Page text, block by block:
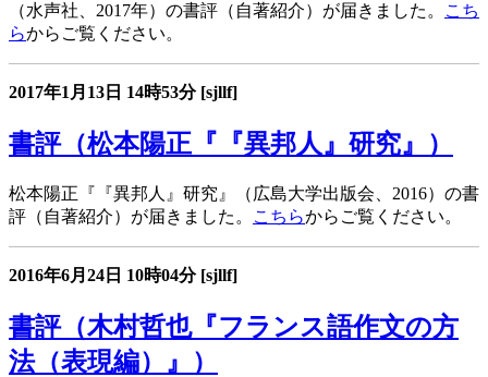
（水声社、2017年）の書評（自著紹介）が届きました。
こち
らからご覧ください。
2017年1月13日 14時53分 [sjllf]
書評（松本陽正『『異邦人』研究』）
松本陽正『『異邦人』研究』（広島大学出版会、2016）の書
評（自著紹介）が届きました。
こちらからご覧ください。
2016年6月24日 10時04分 [sjllf]
書評（木村哲也『フランス語作文の方
法（表現編）』）